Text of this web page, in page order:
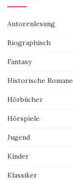
Autorenlesung
Biographisch
Fantasy
Historische Romane
Hörbücher
Hörspiele
Jugend
Kinder
Klassiker